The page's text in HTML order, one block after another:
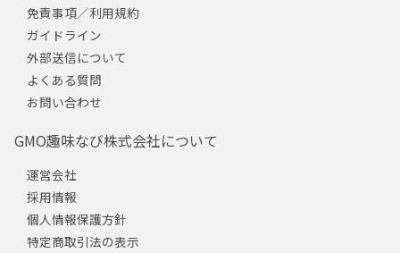
免責事項／利用規約
ガイドライン
外部送信について
よくある質問
お問い合わせ
GMO趣味なび株式会社について
運営会社
採用情報
個人情報保護方針
特定商取引法の表示